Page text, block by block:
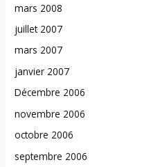
mars 2008
juillet 2007
mars 2007
janvier 2007
Décembre 2006
novembre 2006
octobre 2006
septembre 2006